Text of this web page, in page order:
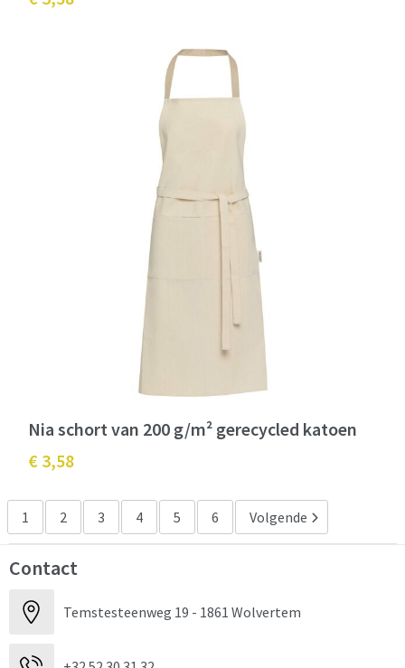
Nia schort van 200 g/m² gerecycled katoen
€ 3,58
1 2 3 4 5 6 Volgende
Contact
Temstesteenweg 19 - 1861 Wolvertem